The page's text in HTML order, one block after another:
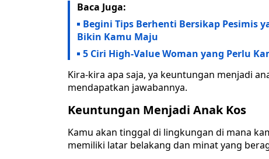
Baca Juga:
Begini Tips Berhenti Bersikap Pesimis
Bikin Kamu Maju
5 Ciri High-Value Woman yang Perlu
Kira-kira apa saja, ya keuntungan menjadi
mendapatkan jawabannya.
Keuntungan Menjadi Anak Kos
Kamu akan tinggal di lingkungan di mana
memiliki latar belakang dan minat yang